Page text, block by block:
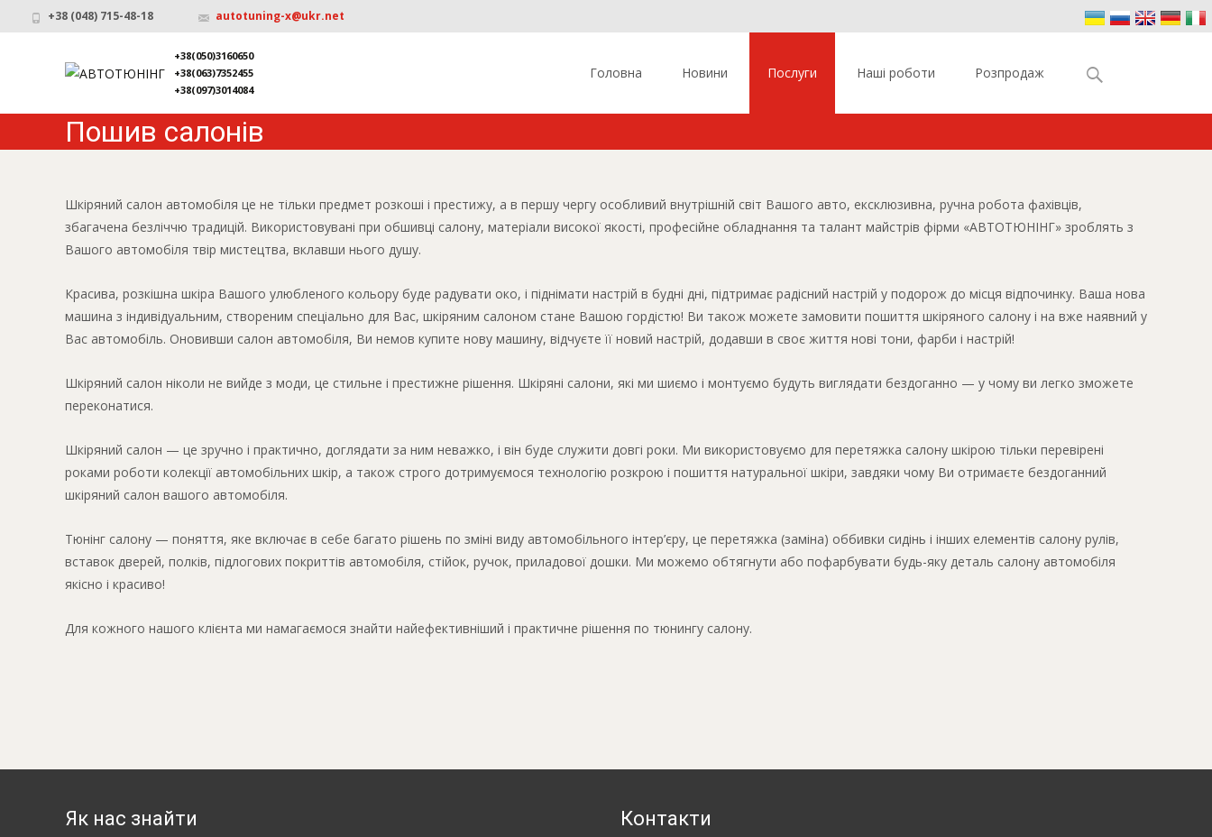
+38 (048) 715-48-18 autotuning-x@ukr.net
+38(050)3160650
+38(063)7352455
+38(097)3014084
Головна
Новини Послуги Наші роботи Розпродаж Найти:
Пошив салонів
Шкіряний салон автомобіля це не тільки предмет розкоші і престижу, а в першу чергу особливий внутрішній світ Вашого авто, ексклюзивна, ручна робота фахівців,
збагачена безліччю традицій. Використовувані при обшивці салону, матеріали високої якості, професійне обладнання та талант майстрів фірми «АВТОТЮНІНГ» зроблять з
Вашого автомобіля твір мистецтва, вклавши нього душу.
Красива, розкішна шкіра Вашого улюбленого кольору буде радувати око, і піднімати настрій в будні дні, підтримає радісний настрій у подорож до місця відпочинку. Ваша нова
машина з індивідуальним, створеним спеціально для Вас, шкіряним салоном стане Вашою гордістю! Ви також можете замовити пошиття шкіряного салону і на вже наявний у
Вас автомобіль. Оновивши салон автомобіля, Ви немов купите нову машину, відчуєте її новий настрій, додавши в своє життя нові тони, фарби і настрій!
Шкіряний салон ніколи не вийде з моди, це стильне і престижне рішення. Шкіряні салони, які ми шиємо і монтуємо будуть виглядати бездоганно — у чому ви легко зможете
переконатися.
Шкіряний салон — це зручно і практично, доглядати за ним неважко, і він буде служити довгі роки. Ми використовуємо для перетяжка салону шкірою тільки перевірені
роками роботи колекції автомобільних шкір, а також строго дотримуємося технологію розкрою і пошиття натуральної шкіри, завдяки чому Ви отримаєте бездоганний
шкіряний салон вашого автомобіля.
Тюнінг салону — поняття, яке включає в себе багато рішень по зміні виду автомобільного інтер’єру, це перетяжка (заміна) оббивки сидінь і інших елементів салону рулів,
вставок дверей, полків, підлогових покриттів автомобіля, стійок, ручок, приладової дошки. Ми можемо обтягнути або пофарбувати будь-яку деталь салону автомобіля
якісно і красиво!
Для кожного нашого клієнта ми намагаємося знайти найефективніший і практичне рішення по тюнингу салону.
Як нас знайти Контакти